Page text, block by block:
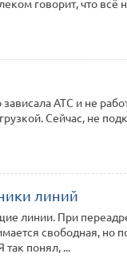
говорит, что всё
АТС и не
Сейчас, не
линий
линии. При
свободная, но
так понял, ...